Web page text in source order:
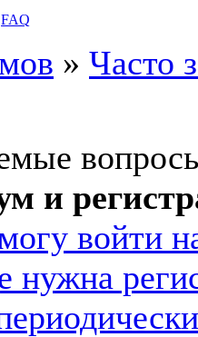
FAQ
» Часто
и
войти
нужна